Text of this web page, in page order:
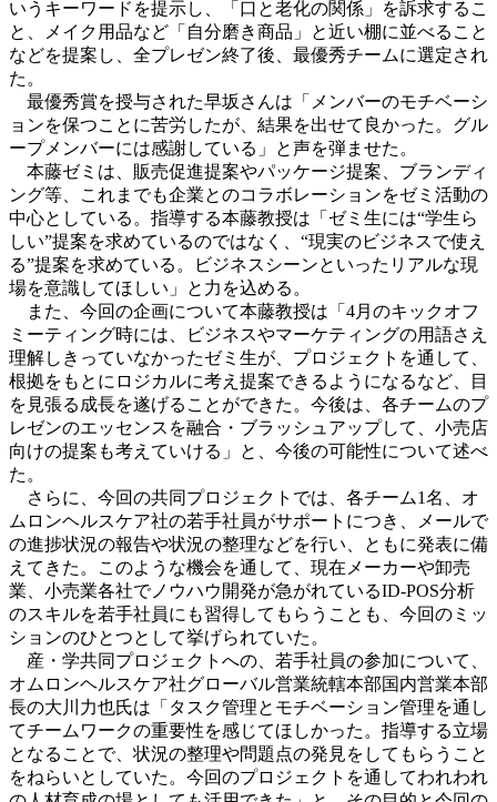
いうキーワードを提示し、「口と老化の関係」を訴求するこ
と、メイク用品など「自分磨き商品」と近い棚に並べること
などを提案し、全プレゼン終了後、最優秀チームに選定され
た。
最優秀賞を授与された早坂さんは「メンバーのモチベーシ
ョンを保つことに苦労したが、結果を出せて良かった。グル
ープメンバーには感謝している」と声を弾ませた。
本藤ゼミは、販売促進提案やパッケージ提案、ブランディ
ング等、これまでも企業とのコラボレーションをゼミ活動の
中心としている。指導する本藤教授は「ゼミ生には“学生ら
しい”提案を求めているのではなく、“現実のビジネスで使え
る”提案を求めている。ビジネスシーンといったリアルな現
場を意識してほしい」と力を込める。
また、今回の企画について本藤教授は「4月のキックオフ
ミーティング時には、ビジネスやマーケティングの用語さえ
理解しきっていなかったゼミ生が、プロジェクトを通して、
根拠をもとにロジカルに考え提案できるようになるなど、目
を見張る成長を遂げることができた。今後は、各チームのプ
レゼンのエッセンスを融合・ブラッシュアップして、小売店
向けの提案も考えていける」と、今後の可能性について述べ
た。
さらに、今回の共同プロジェクトでは、各チーム1名、オ
ムロンヘルスケア社の若手社員がサポートにつき、メールで
の進捗状況の報告や状況の整理などを行い、ともに発表に備
えてきた。このような機会を通して、現在メーカーや卸売
業、小売業各社でノウハウ開発が急がれているID-POS分析
のスキルを若手社員にも習得してもらうことも、今回のミッ
ションのひとつとして挙げられていた。
産・学共同プロジェクトへの、若手社員の参加について、
オムロンヘルスケア社グローバル営業統轄本部国内営業本部
長の大川力也氏は「タスク管理とモチベーション管理を通し
てチームワークの重要性を感じてほしかった。指導する立場
となることで、状況の整理や問題点の発見をしてもらうこと
をねらいとしていた。今回のプロジェクトを通してわれわれ